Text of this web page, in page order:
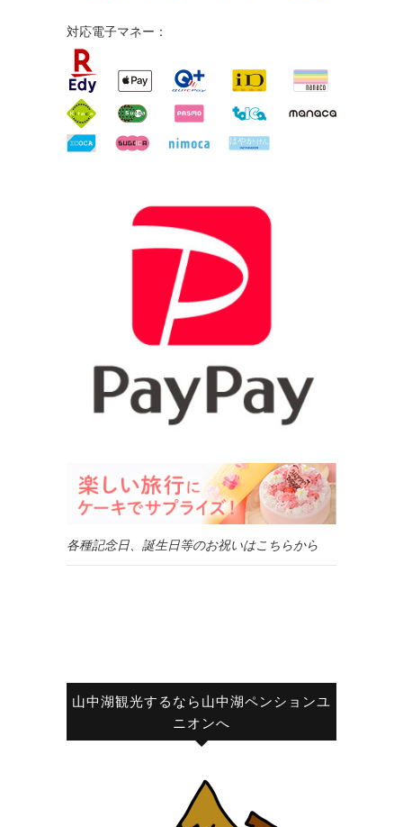
対応電子マネー：
各種記念日、誕生日等のお祝いはこちらから
山中湖観光するなら山中湖ペンションユ
ニオンへ